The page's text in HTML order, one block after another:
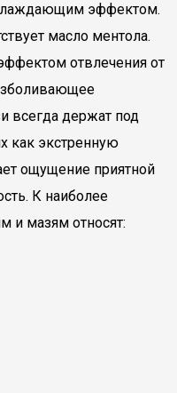
эффектом.
масло ментола.
отвлечения от
всегда держат под
как экстренную
ощущение приятной
К наиболее
и мазям относят: